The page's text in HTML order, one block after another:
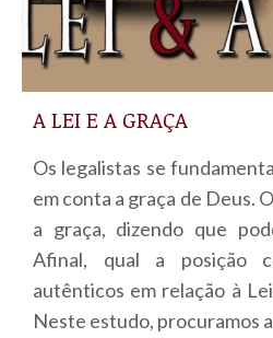
A LEI E A GRAÇA
Os legalistas se
em conta a graça de Deus.
a graça, dizendo que
Afinal, qual a posição
autênticos em relação à
Neste estudo, procuramos